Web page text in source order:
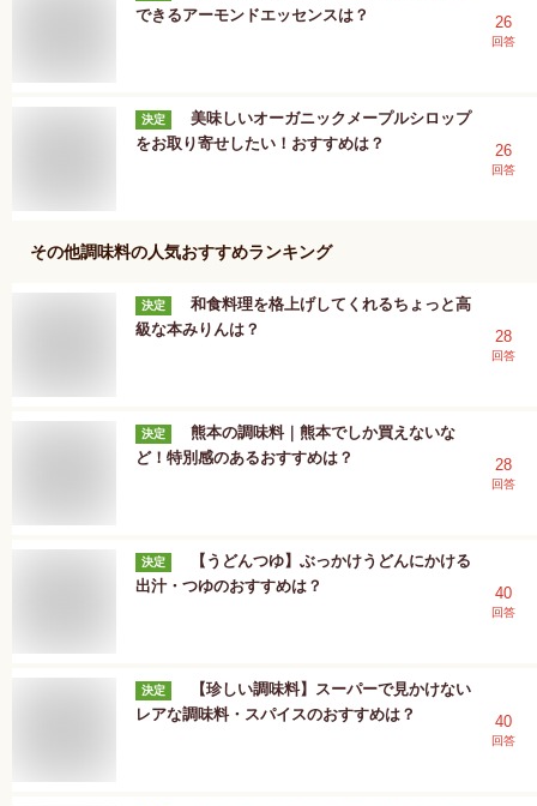
できるアーモンドエッセンスは？
26
回答
決定
美味しいオーガニックメープルシロップ
をお取り寄せしたい！おすすめは？
26
回答
その他調味料の人気おすすめランキング
決定
和食料理を格上げしてくれるちょっと高
級な本みりんは？
28
回答
決定
熊本の調味料｜熊本でしか買えないな
ど！特別感のあるおすすめは？
28
回答
決定
【うどんつゆ】ぶっかけうどんにかける
出汁・つゆのおすすめは？
40
回答
決定
【珍しい調味料】スーパーで見かけない
レアな調味料・スパイスのおすすめは？
40
回答